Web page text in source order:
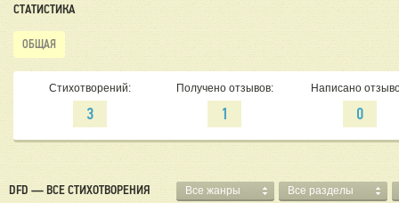
СТАТИСТИКА
ОБЩАЯ
Стихотворений:
3
Получено отзывов:
1
Написано
0
DFD — ВСЕ СТИХОТВОРЕНИЯ Все жанры Все разделы